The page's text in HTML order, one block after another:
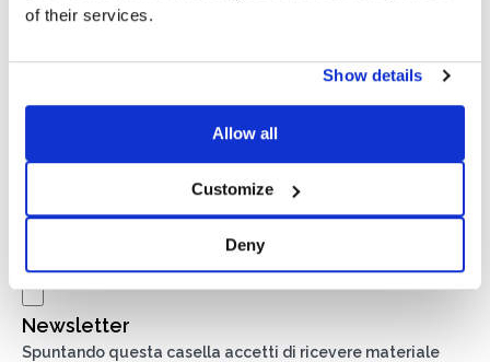
of their services.
Show details
Allow all
Customize
Deny
Privacy*
Autorizzo il trattamento dei miei dati secondo quanto
Newsletter
Spuntando questa casella accetti di ricevere materiale